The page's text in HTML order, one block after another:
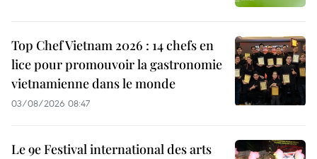
Top Chef Vietnam 2026 : 14 chefs en
lice pour promouvoir la gastronomie
vietnamienne dans le monde
03/08/2026 08:47
Le 9e Festival international des arts